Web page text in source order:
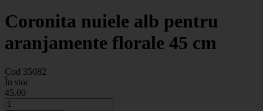
Coronita nuiele alb pentru
aranjamente florale 45 cm
Cod 35082
În stoc
45.00